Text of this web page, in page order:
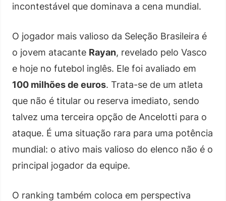
incontestável que dominava a cena mundial.
O jogador mais valioso da Seleção Brasileira é
o jovem atacante Rayan, revelado pelo Vasco
e hoje no futebol inglês. Ele foi avaliado em
100 milhões de euros. Trata-se de um atleta
que não é titular ou reserva imediato, sendo
talvez uma terceira opção de Ancelotti para o
ataque. É uma situação rara para uma potência
mundial: o ativo mais valioso do elenco não é o
principal jogador da equipe.
O ranking também coloca em perspectiva